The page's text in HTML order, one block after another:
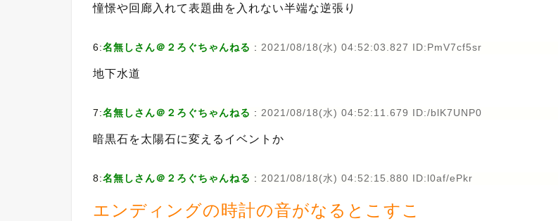
憧憬や回廊入れて表題曲を入れない半端な逆張り
6:名無しさん＠２ろぐちゃんねる : 2021/08/18(水) 04:52:03.827 ID:PmV7cf5sr
地下水道
7:名無しさん＠２ろぐちゃんねる : 2021/08/18(水) 04:52:11.679 ID:/blK7UNP0
暗黒石を太陽石に変えるイベントか
8:名無しさん＠２ろぐちゃんねる : 2021/08/18(水) 04:52:15.880 ID:l0af/ePkr
エンディングの時計の音がなるとこすこ